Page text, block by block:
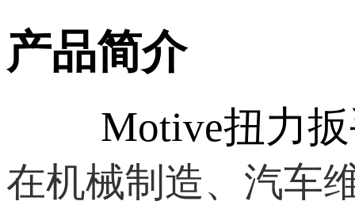
产品简介
Motive扭力扳
在机械制造、汽车